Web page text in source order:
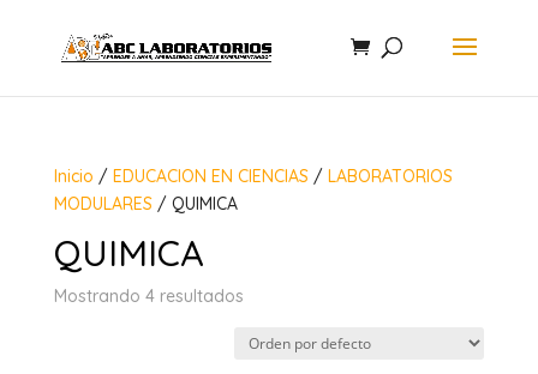
Inicio / EDUCACION EN CIENCIAS/ LABORATORIOS
MODULARES/ QUIMICA
QUIMICA
Mostrando 4 resultados